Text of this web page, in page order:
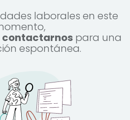
laborales en este
contactarnospara una
espontánea.